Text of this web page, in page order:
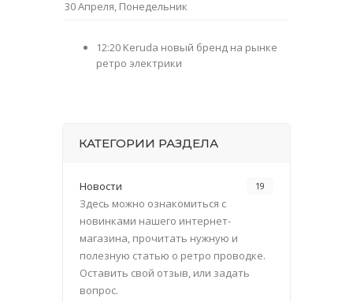
30 Апреля, Понедельник
12:20 Keruda новый бренд на рынке
ретро электрики
КАТЕГОРИИ РАЗДЕЛА
Новости 19
Здесь можно ознакомиться с
новинками нашего интернет-
магазина, прочитать нужную и
полезную статью о ретро проводке.
Оставить свой отзыв, или задать
вопрос.